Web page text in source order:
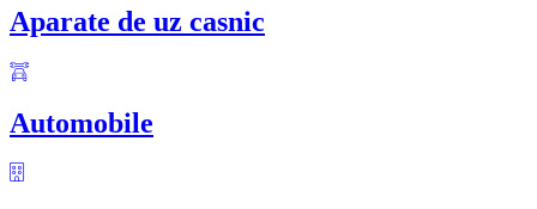
Aparate de uz casnic
Automobile